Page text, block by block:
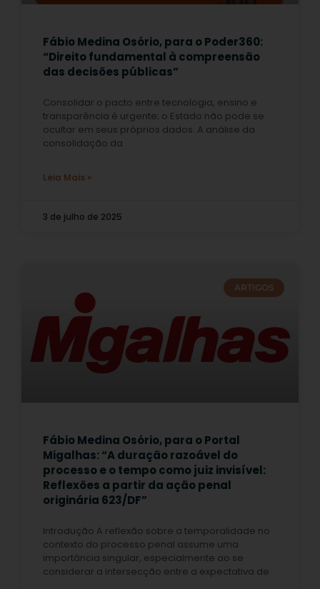
Fábio Medina Osório, para o Poder360:
“Direito fundamental à compreensão
das decisões públicas”
Consolidar o pacto entre tecnologia, ensino e
transparência é urgente; o Estado não pode se
ocultar em seus próprios dados. A análise da
consolidação da
Leia Mais »
3 de julho de 2025
ARTIGOS
Fábio Medina Osório, para o Portal
Migalhas: “A duração razoável do
processo e o tempo como juiz invisível:
Reflexões a partir da ação penal
originária 623/DF”
Introdução A reflexão sobre a temporalidade no
contexto do processo penal assume uma
importância singular, especialmente ao se
considerar a intersecção entre a expectativa de